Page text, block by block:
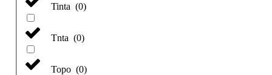
Tinta (0)
Tnta (0)
Topo (0)